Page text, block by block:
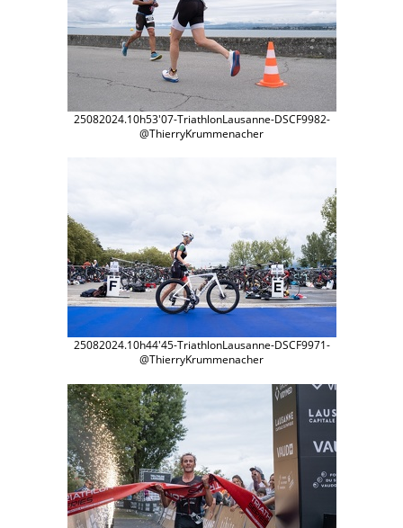
25082024.10h53'07-TriathlonLausanne-DSCF9982-
@ThierryKrummenacher
25082024.10h44'45-TriathlonLausanne-DSCF9971-
@ThierryKrummenacher